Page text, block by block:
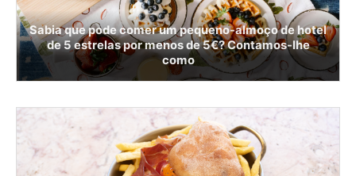
Sabia que pode comer um pequeno-almoço de hotel
de 5 estrelas por menos de 5€? Contamos-lhe
como